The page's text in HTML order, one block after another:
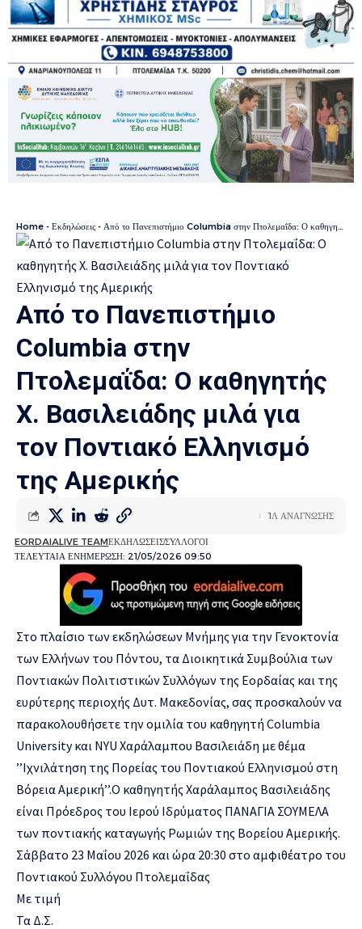
Home - Εκδηλώσεις - Από το Πανεπιστήμιο Columbia στην Πτολεμαΐδα: Ο καθηγητής Χ. Βασιλειάδης μιλά για τον Ποντιακό Ελληνισμό της Αμερικής
Από το Πανεπιστήμιο
Columbia στην
Πτολεμαΐδα: Ο καθηγητής
Χ. Βασιλειάδης μιλά για
τον Ποντιακό Ελληνισμό
της Αμερικής
ΤΕΛΕΥΤΑΙΑ ΕΝΗΜΕΡΩΣΗ: 21/05/2026 09:50
EORDAIALIVE TEAMΕΚΔΗΛΩΣΕΙΣΣΥΛΛΟΓΟΙ
1Λ ΑΝΑΓΝΩΣΗΣ
Στο πλαίσιο των εκδηλώσεων Μνήμης για την Γενοκτονία
των Ελλήνων του Πόντου, τα Διοικητικά Συμβούλια των
Ποντιακών Πολιτιστικών Συλλόγων της Εορδαίας και της
ευρύτερης περιοχής Δυτ. Μακεδονίας, σας προσκαλούν να
παρακολουθήσετε την ομιλία του καθηγητή Columbia
University και NYU Χαράλαμπου Βασιλειάδη με θέμα
’’Ιχνιλάτηση της Πορείας του Ποντιακού Ελληνισμού στη
Βόρεια Αμερική’’.Ο καθηγητής Χαράλαμπος Βασιλειάδης
είναι Πρόεδρος του Ιερού Ιδρύματος ΠΑΝΑΓΙΑ ΣΟΥΜΕΛΑ
των ποντιακής καταγωγής Ρωμιών της Βορείου Αμερικής.
Σάββατο 23 Μαΐου 2026 και ώρα 20:30 στο αμφιθέατρο του
Ποντιακού Συλλόγου Πτολεμαΐδας
Με τιμή
Τα Δ.Σ.